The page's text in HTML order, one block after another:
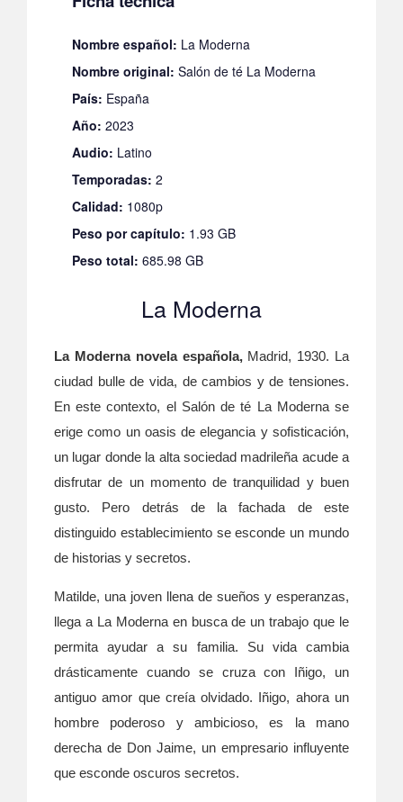
Nombre español: La Moderna
Nombre original: Salón de té La Moderna
País: España
Año: 2023
Audio: Latino
Temporadas: 2
Calidad: 1080p
Peso por capítulo: 1.93 GB
Peso total: 685.98 GB
La Moderna
La Moderna novela española, Madrid, 1930. La
ciudad bulle de vida, de cambios y de tensiones.
En este contexto, el Salón de té La Moderna se
erige como un oasis de elegancia y sofisticación,
un lugar donde la alta sociedad madrileña acude a
disfrutar de un momento de tranquilidad y buen
gusto. Pero detrás de la fachada de este
distinguido establecimiento se esconde un mundo
de historias y secretos.
Matilde, una joven llena de sueños y esperanzas,
llega a La Moderna en busca de un trabajo que le
permita ayudar a su familia. Su vida cambia
drásticamente cuando se cruza con Iñigo, un
antiguo amor que creía olvidado. Iñigo, ahora un
hombre poderoso y ambicioso, es la mano
derecha de Don Jaime, un empresario influyente
que esconde oscuros secretos.